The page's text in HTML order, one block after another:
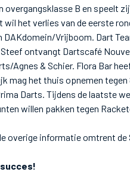
overgangsklasse B en speelt
het verlies van de eerste
Vrijboom. Dart
ontvangt Dartscafé
Agnes & Schier. Flora Bar
mag het thuis opnemen
Darts. Tijdens de laatste
willen pakken tegen
overige informatie omtrent de